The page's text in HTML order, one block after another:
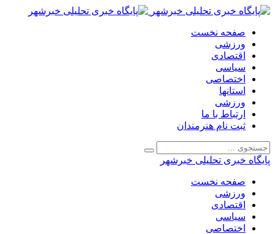
صفحه نخست
ورزشی
اقتصادی
سیاسی
اختصاصی
استانها
ورزشی
ارتباط با ما
ثبت نام هنرمندان
پایگاه خبری تحلیلی خبرشهر
صفحه نخست
ورزشی
اقتصادی
سیاسی
اختصاصی